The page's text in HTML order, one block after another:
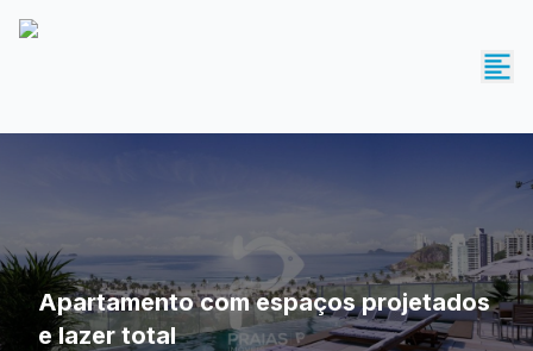
Apartamento com espaços projetados
e lazer total